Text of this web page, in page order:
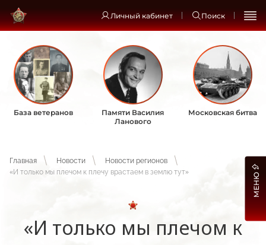
Личный кабинет Поиск
База ветеранов
Памяти Василия
Ланового
Московская битва
Главная Новости
Новости регионов
«И только мы плечом к плечу врастаем в землю тут»
«И только мы плечом к
МЕНЮ